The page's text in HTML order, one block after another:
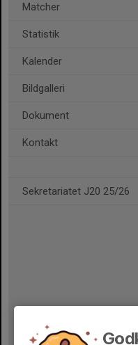
Matcher
Statistik
Kalender
Bildgalleri
Dokument
Kontakt
Sekretariatet J20 25/26